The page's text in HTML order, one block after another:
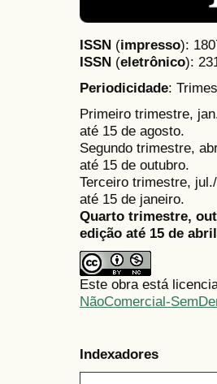
ISSN (impresso):
ISSN (eletrônico):
Periodicidade:
Primeiro trimestre,
até 15 de agosto.
Segundo trimestre,
até 15 de outubro.
Terceiro trimestre,
até 15 de janeiro.
Quarto trimestre,
edição até 15 de
Este obra está
NãoComercial-
Indexadores